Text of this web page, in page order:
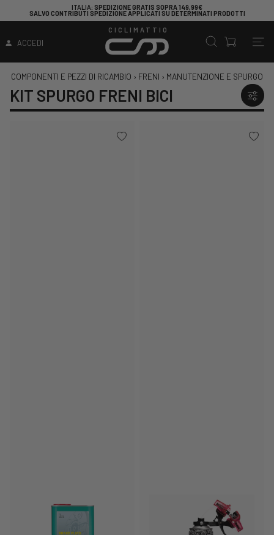
ITALIA: SPEDIZIONE GRATIS SOPRA 149,99€
SALVO CONTRIBUTI SPEDIZIONE APPLICATI SU DETERMINATI PRODOTTI
ACCEDI
CICLIMATTIO
COMPONENTI E PEZZI DI RICAMBIO › FRENI › MANUTENZIONE E SPURGO
KIT SPURGO FRENI BICI